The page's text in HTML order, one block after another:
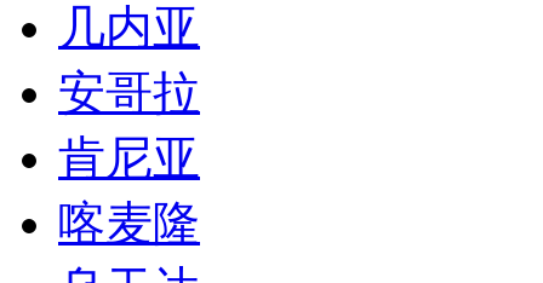
几内亚
安哥拉
肯尼亚
喀麦隆